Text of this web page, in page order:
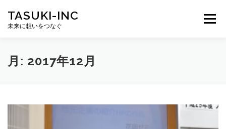
TASUKI-INC
未来に想いをつなぐ
メニュー
月: 2017年12月